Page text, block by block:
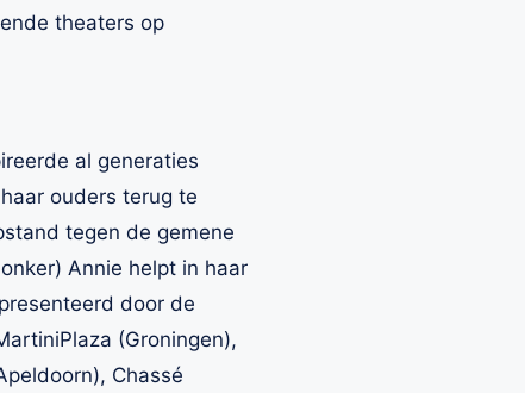
theaters op
al generaties
ouders terug te
tegen de gemene
Annie helpt in haar
door de
(Groningen),
Chassé